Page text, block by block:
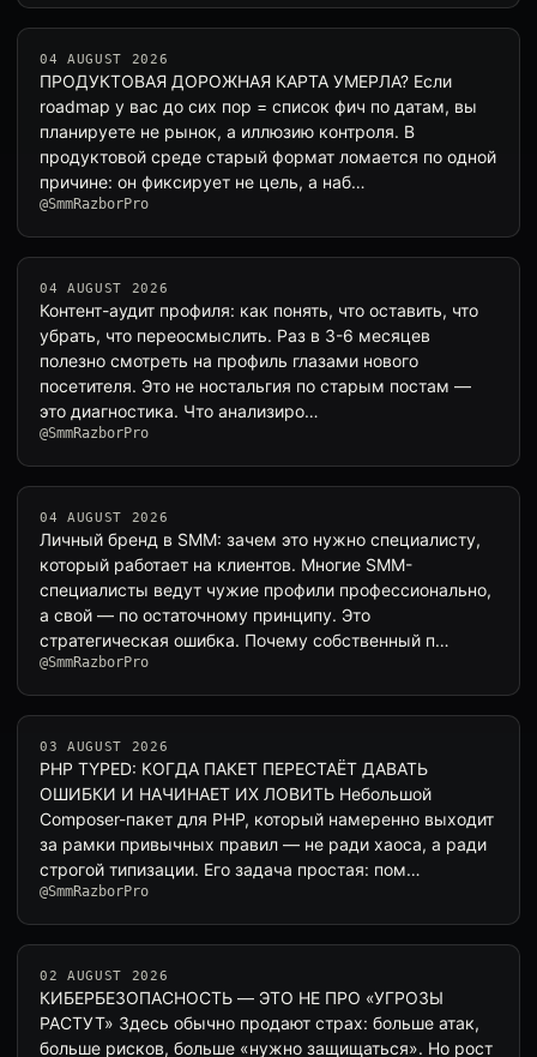
04 AUGUST 2026
ПРОДУКТОВАЯ ДОРОЖНАЯ КАРТА УМЕРЛА? Если
roadmap у вас до сих пор = список фич по датам, вы
планируете не рынок, а иллюзию контроля. В
продуктовой среде старый формат ломается по одной
причине: он фиксирует не цель, а наб…
@SmmRazborPro
04 AUGUST 2026
Контент-аудит профиля: как понять, что оставить, что
убрать, что переосмыслить. Раз в 3-6 месяцев
полезно смотреть на профиль глазами нового
посетителя. Это не ностальгия по старым постам —
это диагностика. Что анализиро…
@SmmRazborPro
04 AUGUST 2026
Личный бренд в SMM: зачем это нужно специалисту,
который работает на клиентов. Многие SMM-
специалисты ведут чужие профили профессионально,
а свой — по остаточному принципу. Это
стратегическая ошибка. Почему собственный п…
@SmmRazborPro
03 AUGUST 2026
PHP TYPED: КОГДА ПАКЕТ ПЕРЕСТАЁТ ДАВАТЬ
ОШИБКИ И НАЧИНАЕТ ИХ ЛОВИТЬ Небольшой
Composer-пакет для PHP, который намеренно выходит
за рамки привычных правил — не ради хаоса, а ради
строгой типизации. Его задача простая: пом…
@SmmRazborPro
02 AUGUST 2026
КИБЕРБЕЗОПАСНОСТЬ — ЭТО НЕ ПРО «УГРОЗЫ
РАСТУТ» Здесь обычно продают страх: больше атак,
больше рисков, больше «нужно защищаться». Но рост